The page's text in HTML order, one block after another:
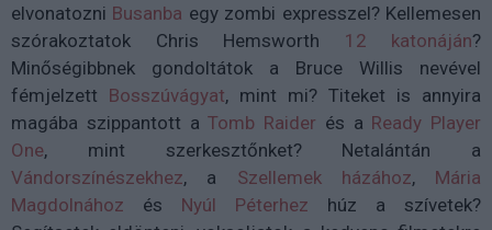
elvonatozni Busanba egy zombi expresszel? Kellemesen
szórakoztatok Chris Hemsworth 12 katonáján?
Minőségibbnek gondoltátok a Bruce Willis nevével
fémjelzett Bosszúvágyat, mint mi? Titeket is annyira
magába szippantott aTomb Raider és a Ready Player
One, mint szerkesztőnket? Netalántán a
Vándorszínészekhez, a Szellemek házához, Mária
Magdolnához és Nyúl Péterhez húz a szívetek?